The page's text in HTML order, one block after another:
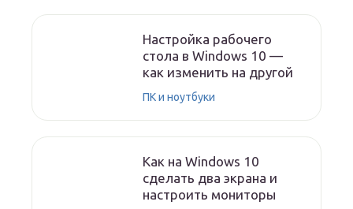
Настройка рабочего
стола в Windows 10 —
как изменить на другой
ПК и ноутбуки
Как на Windows 10
сделать два экрана и
настроить мониторы